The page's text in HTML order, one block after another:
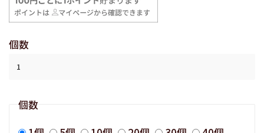
価
格
価
格
個数
個数